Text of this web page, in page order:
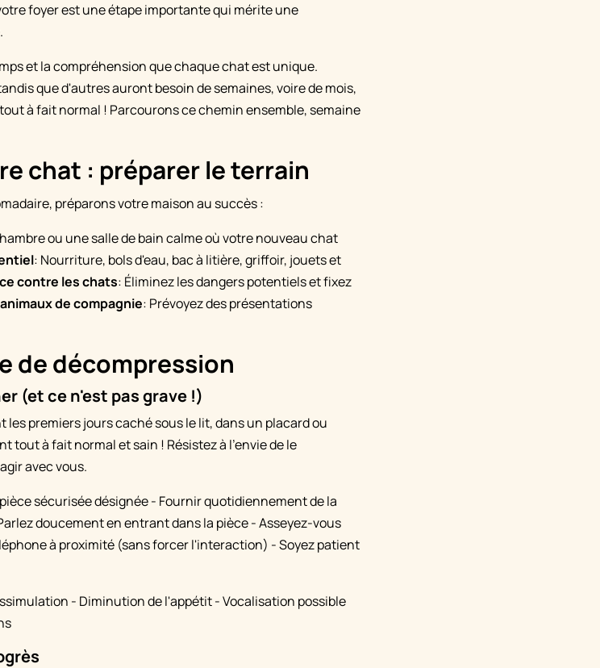
foyer est une étape importante qui mérite une
et la compréhension que chaque chat est unique.
que d'autres auront besoin de semaines, voire de mois,
à fait normal ! Parcourons ce chemin ensemble, semaine
chat : préparer le terrain
préparons votre maison au succès :
ou une salle de bain calme où votre nouveau chat
: Nourriture, bols d'eau, bac à litière, griffoir, jouets et
contre les chats: Éliminez les dangers potentiels et fixez
de compagnie: Prévoyez des présentations
de décompression
(et ce n'est pas grave !)
premiers jours caché sous le lit, dans un placard ou
tout à fait normal et sain ! Résistez à l'envie de le
avec vous.
sécurisée désignée - Fournir quotidiennement de la
doucement en entrant dans la pièce - Asseyez-vous
à proximité (sans forcer l'interaction) - Soyez patient
- Diminution de l'appétit - Vocalisation possible